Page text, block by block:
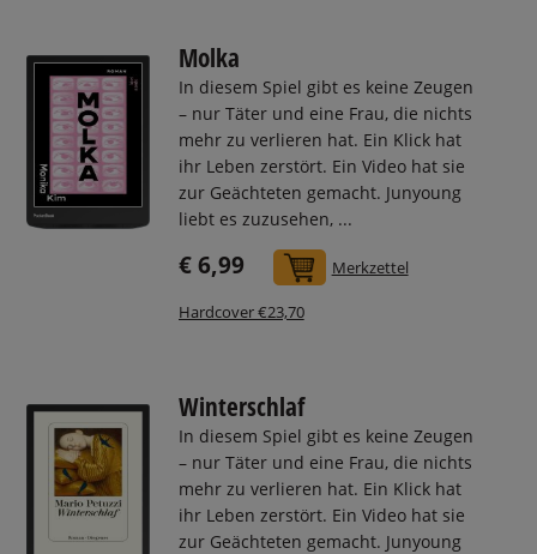
Molka
In diesem Spiel gibt es keine Zeugen
– nur Täter und eine Frau, die nichts
mehr zu verlieren hat. Ein Klick hat
ihr Leben zerstört. Ein Video hat sie
zur Geächteten gemacht. Junyoung
liebt es zuzusehen, ...
€ 6,99 In den Warenkorb
Merkzettel
Hardcover €23,70
Winterschlaf
In diesem Spiel gibt es keine Zeugen
– nur Täter und eine Frau, die nichts
mehr zu verlieren hat. Ein Klick hat
ihr Leben zerstört. Ein Video hat sie
zur Geächteten gemacht. Junyoung